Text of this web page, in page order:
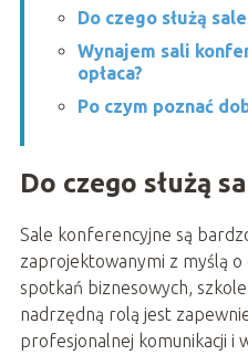
Do czego służą
Wynajem sali
opłaca?
Po czym poznać
Do czego służą
Sale konferencyjne są
zaprojektowanymi z myślą
spotkań biznesowych,
nadrzędną rolą jest
profesjonalnej komunikacji i